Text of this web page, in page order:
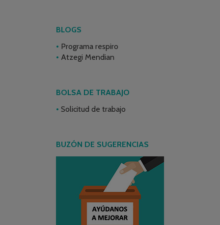
BLOGS
Programa respiro
Atzegi Mendian
BOLSA DE TRABAJO
Solicitud de trabajo
BUZÓN DE SUGERENCIAS